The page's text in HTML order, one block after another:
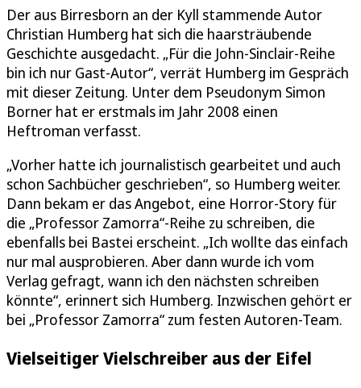
Der aus Birresborn an der Kyll stammende Autor
Christian Humberg hat sich die haarsträubende
Geschichte ausgedacht. „Für die John-Sinclair-Reihe
bin ich nur Gast-Autor“, verrät Humberg im Gespräch
mit dieser Zeitung. Unter dem Pseudonym Simon
Borner hat er erstmals im Jahr 2008 einen
Heftroman verfasst.
„Vorher hatte ich journalistisch gearbeitet und auch
schon Sachbücher geschrieben“, so Humberg weiter.
Dann bekam er das Angebot, eine Horror-Story für
die „Professor Zamorra“-Reihe zu schreiben, die
ebenfalls bei Bastei erscheint. „Ich wollte das einfach
nur mal ausprobieren. Aber dann wurde ich vom
Verlag gefragt, wann ich den nächsten schreiben
könnte“, erinnert sich Humberg. Inzwischen gehört er
bei „Professor Zamorra“ zum festen Autoren-Team.
Vielseitiger Vielschreiber aus der Eifel